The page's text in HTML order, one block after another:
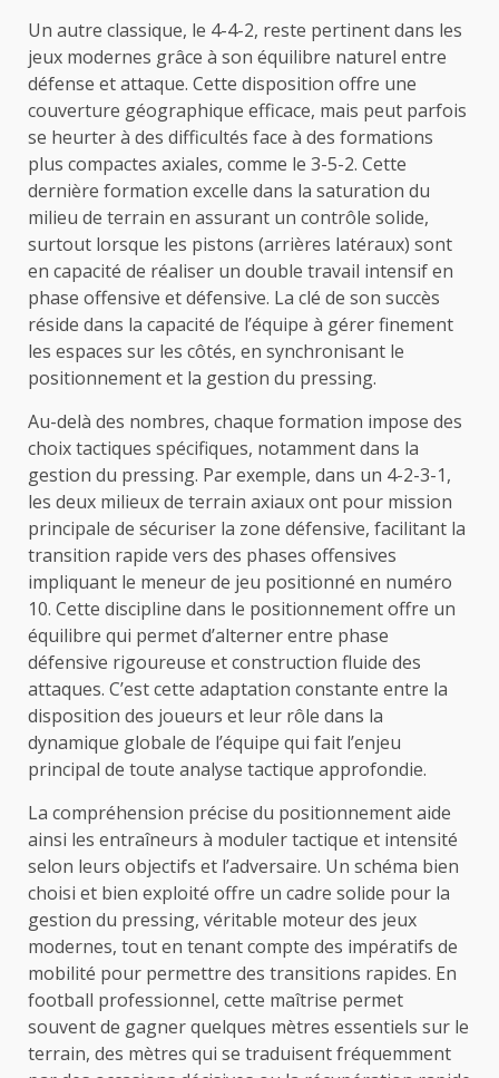
Un autre classique, le 4-4-2, reste pertinent dans les
jeux modernes grâce à son équilibre naturel entre
défense et attaque. Cette disposition offre une
couverture géographique efficace, mais peut parfois
se heurter à des difficultés face à des formations
plus compactes axiales, comme le 3-5-2. Cette
dernière formation excelle dans la saturation du
milieu de terrain en assurant un contrôle solide,
surtout lorsque les pistons (arrières latéraux) sont
en capacité de réaliser un double travail intensif en
phase offensive et défensive. La clé de son succès
réside dans la capacité de l’équipe à gérer finement
les espaces sur les côtés, en synchronisant le
positionnement et la gestion du pressing.
Au-delà des nombres, chaque formation impose des
choix tactiques spécifiques, notamment dans la
gestion du pressing. Par exemple, dans un 4-2-3-1,
les deux milieux de terrain axiaux ont pour mission
principale de sécuriser la zone défensive, facilitant la
transition rapide vers des phases offensives
impliquant le meneur de jeu positionné en numéro
10. Cette discipline dans le positionnement offre un
équilibre qui permet d’alterner entre phase
défensive rigoureuse et construction fluide des
attaques. C’est cette adaptation constante entre la
disposition des joueurs et leur rôle dans la
dynamique globale de l’équipe qui fait l’enjeu
principal de toute analyse tactique approfondie.
La compréhension précise du positionnement aide
ainsi les entraîneurs à moduler tactique et intensité
selon leurs objectifs et l’adversaire. Un schéma bien
choisi et bien exploité offre un cadre solide pour la
gestion du pressing, véritable moteur des jeux
modernes, tout en tenant compte des impératifs de
mobilité pour permettre des transitions rapides. En
football professionnel, cette maîtrise permet
souvent de gagner quelques mètres essentiels sur le
terrain, des mètres qui se traduisent fréquemment